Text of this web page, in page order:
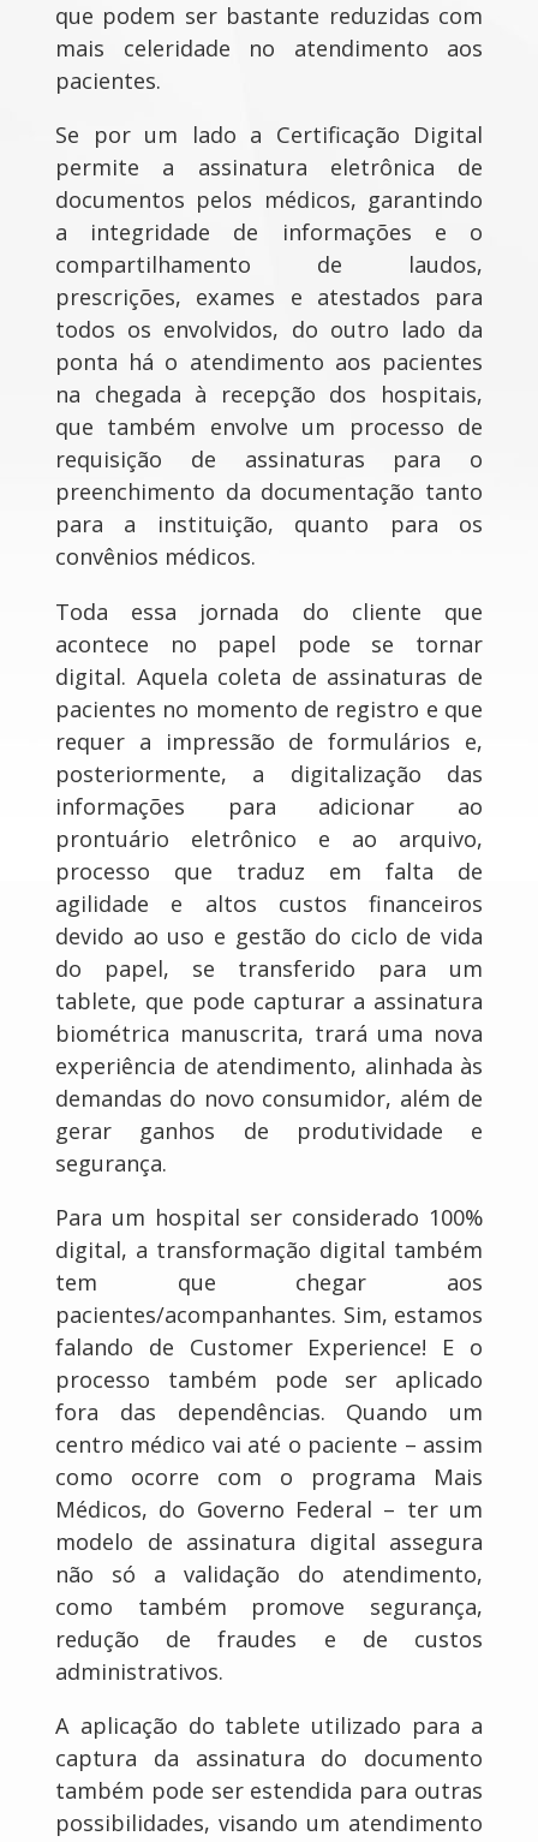
que podem ser bastante reduzidas com
mais celeridade no atendimento aos
pacientes.
Se por um lado a Certificação Digital
permite a assinatura eletrônica de
documentos pelos médicos, garantindo
a integridade de informações e o
compartilhamento de laudos,
prescrições, exames e atestados para
todos os envolvidos, do outro lado da
ponta há o atendimento aos pacientes
na chegada à recepção dos hospitais,
que também envolve um processo de
requisição de assinaturas para o
preenchimento da documentação tanto
para a instituição, quanto para os
convênios médicos.
Toda essa jornada do cliente que
acontece no papel pode se tornar
digital. Aquela coleta de assinaturas de
pacientes no momento de registro e que
requer a impressão de formulários e,
posteriormente, a digitalização das
informações para adicionar ao
prontuário eletrônico e ao arquivo,
processo que traduz em falta de
agilidade e altos custos financeiros
devido ao uso e gestão do ciclo de vida
do papel, se transferido para um
tablete, que pode capturar a assinatura
biométrica manuscrita, trará uma nova
experiência de atendimento, alinhada às
demandas do novo consumidor, além de
gerar ganhos de produtividade e
segurança.
Para um hospital ser considerado 100%
digital, a transformação digital também
tem que chegar aos
pacientes/acompanhantes. Sim, estamos
falando de Customer Experience! E o
processo também pode ser aplicado
fora das dependências. Quando um
centro médico vai até o paciente – assim
como ocorre com o programa Mais
Médicos, do Governo Federal – ter um
modelo de assinatura digital assegura
não só a validação do atendimento,
como também promove segurança,
redução de fraudes e de custos
administrativos.
A aplicação do tablete utilizado para a
captura da assinatura do documento
também pode ser estendida para outras
possibilidades, visando um atendimento